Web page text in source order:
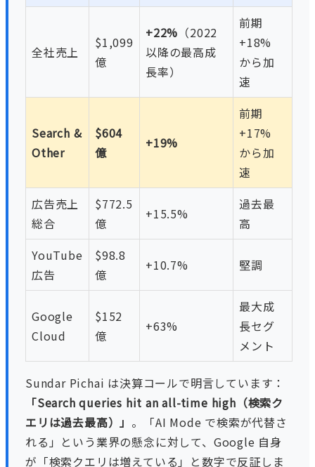
全社売上
$1,099
億
+22% （2022
以降の最高成
長率）
前期
+18%
から加
速
Search &
Other
$604
億
+19%
前期
+17%
から加
速
広告売上
総合
$772.5
億
+15.5%
過去最
高
YouTube
広告
$98.8
億
+10.7% 堅調
Google
Cloud
$152
億
+63%
最大成
長セグ
メント
Sundar Pichai は決算コールで明言しています：
「Search queries hit an all-time high（検索ク
エリは過去最高）」 。「AI Mode で検索が代替さ
れる」という業界の懸念に対して、Google 自身
が「検索クエリは増えている」と数字で反証しま